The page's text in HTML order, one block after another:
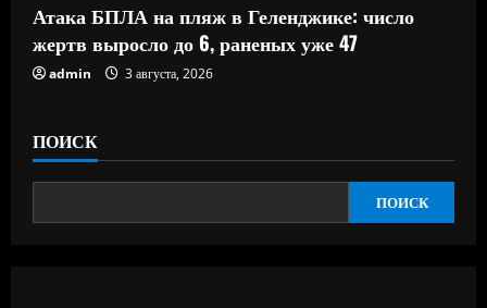
Атака БПЛА на пляж в Геленджике: число
жертв выросло до 6, раненых уже 47
admin 3 августа, 2026
ПОИСК
ПОИСК